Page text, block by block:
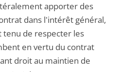
apporter des
dans l'intérêt général,
tenu de respecter les
en vertu du contrat
droit au maintien de